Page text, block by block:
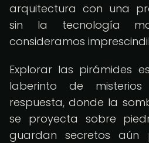
arquitectura con una
sin la tecnología
consideramos
Explorar las pirámides
laberinto de
respuesta, donde la
se proyecta sobre
guardan secretos aún